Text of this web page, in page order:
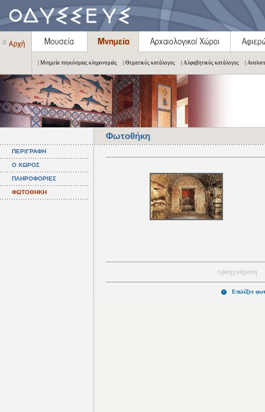
| Μνημεία παγκόσμιας κληρονομιάς | Θεματικός κατάλογος | Αλφαβητικός κατάλογος |
Φωτοθήκη
ΠΕΡΙΓΡΑΦΗ
Ο ΧΩΡΟΣ
ΠΛΗΡΟΦΟΡΙΕΣ
ΦΩΤΟΘΗΚΗ
προηγούμενη
Επιλέξτε